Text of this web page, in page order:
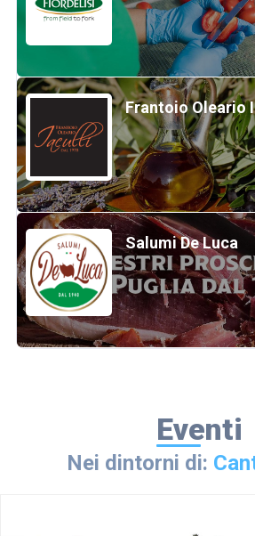
Frantoio Oleario
Salumi De Luca
Eventi
Nei dintorni di: